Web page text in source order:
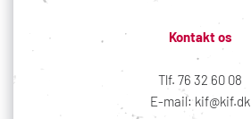
Kontakt os
Tlf. 76 32 60 08
E-mail: kif@kif.dk